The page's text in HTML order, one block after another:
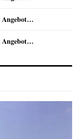
Angebot…
Angebot…